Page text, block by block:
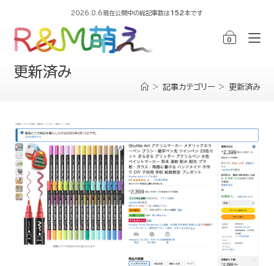
2026.8.6現在公開中の総記事数は 152 本です
0
更新済み
> 記事カテゴリー > 更新済み